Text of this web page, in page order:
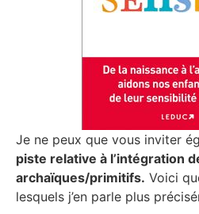
Je ne peux que vous inviter
piste relative à l’intégration
archaïques/primitifs. Voici
lesquels j’en parle plus